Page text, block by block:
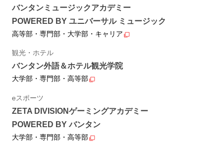
バンタンミュージックアカデミー
POWERED BY ユニバーサル ミュージック
高等部・専門部・大学部・キャリア
観光・ホテル
バンタン外語＆ホテル観光学院
大学部・専門部・高等部
eスポーツ
ZETA DIVISIONゲーミングアカデミー
POWERED BY バンタン
大学部・専門部・高等部